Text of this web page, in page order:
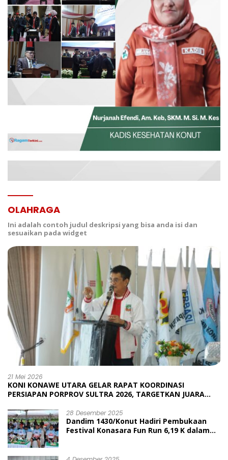
OLAHRAGA
Ini adalah contoh judul deskripsi yang bisa anda isi dan
sesuaikan pada widget
21 Mei 2026
KONI KONAWE UTARA GELAR RAPAT KOORDINASI
PERSIAPAN PORPROV SULTRA 2026, TARGETKAN JUARA
28 Desember 2025
Dandim 1430/Konut Hadiri Pembukaan
Festival Konasara Fun Run 6,19 K dalam